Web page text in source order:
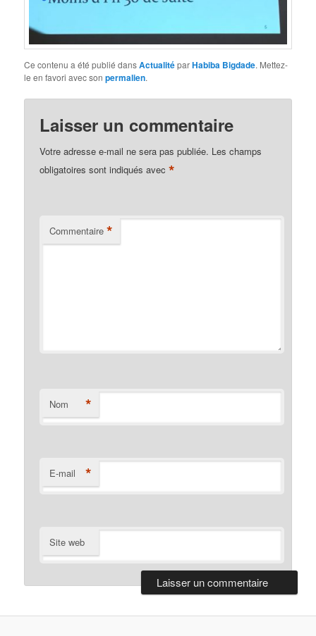
Ce contenu a été publié dansActualitéparHabiba Bigdade. Mettez-
le en favori avec sonpermalien.
Laisser un commentaire
Votre adresse e-mail ne sera pas publiée. Les champs
obligatoires sont indiqués avec*
Commentaire *
Nom *
E-mail *
Site web